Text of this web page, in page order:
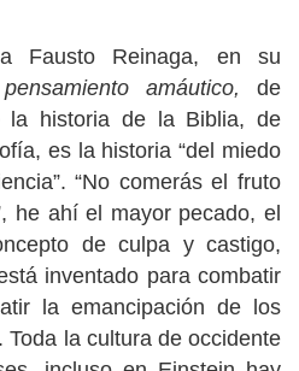
Fausto Reinaga, en su
amáutico, de
la historia de la Biblia, de
es la historia “del miedo
“No comerás el fruto
he ahí el mayor pecado, el
de culpa y castigo,
inventado para combatir
la emancipación de los
Toda la cultura de occidente